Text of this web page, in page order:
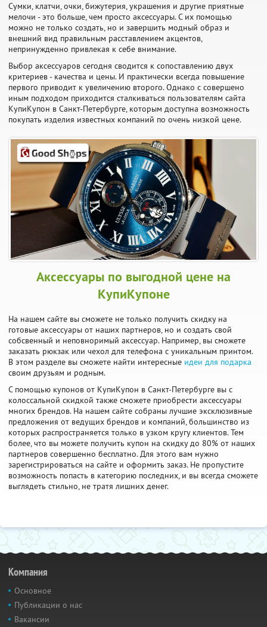
Сумки, клатчи, очки, бижутерия, украшения и другие приятные
мелочи - это больше, чем просто аксессуары. С их помощью
можно не только создать, но и завершить модный образ и
внешний вид правильным расставлением акцентов,
непринужденно привлекая к себе внимание.
Выбор аксессуаров сегодня сводится к сопоставлению двух
критериев - качества и цены. И практически всегда повышение
первого приводит к увеличению второго. Однако с совершено
иным подходом приходится сталкиваться пользователям сайта
КупиКупон в Санкт-Петербурге, которым доступна возможность
покупать изделия известных компаний по очень низкой цене.
Аксессуары по выгодной цене на
КупиКупоне
На нашем сайте вы сможете не только получить скидку на
готовые аксессуары от наших партнеров, но и создать свой
собсвенный и неповноримый аксессуар. Например, вы сможете
заказать рюкзак или чехол для телефона с уникальным принтом.
В этом разделе вы сможете найти интересные идеи для подарка
своим друзьям и родным.
С помощью купонов от КупиКупон в Санкт-Петербурге вы с
колоссальной скидкой также сможете приобрести аксессуары
многих брендов. На нашем сайте собраны лучшие эксклюзивные
предложения от ведущих брендов и компаний, большинство из
которых распространяется только в узком кругу клиентов. Тем
более, что вы можете получить купон на скидку до 80% от наших
партнеров совершенно бесплатно. Для этого вам нужно
зарегистрироваться на сайте и оформить заказ. Не пропустите
возможность попасть в категорию последних, и вы всегда сможете
выглядеть стильно, не тратя лишних денег.
Компания
Основное
Публикации о нас
Вакансии